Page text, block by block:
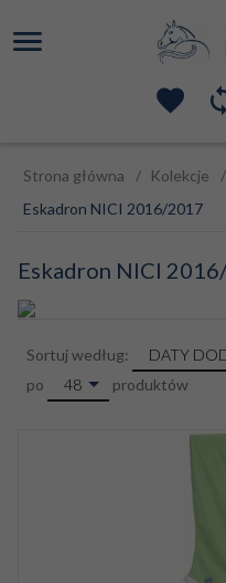
Strona główna Kolekcje
Eskadron NICI 2016/2017
Eskadron NICI
Sortuj według: sortDATY
po
pop48 produktów